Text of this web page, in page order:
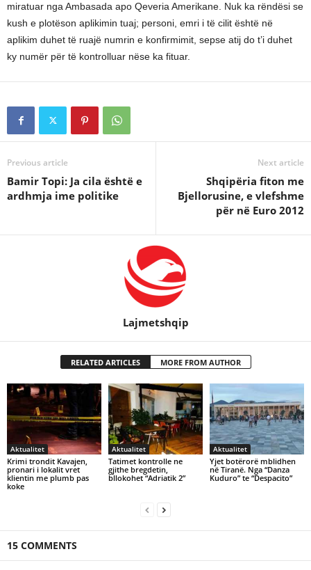
miratuar nga Ambasada apo Qeveria Amerikane. Nuk ka rëndësi se
kush e plotëson aplikimin tuaj; personi, emri i të cilit është në
aplikim duhet të ruajë numrin e konfirmimit, sepse atij do t’i duhet
ky numër për të kontrolluar nëse ka fituar.
Previous article
Bamir Topi: Ja cila është e
ardhmja ime politike
Next article
Shqipëria fiton me
Bjellorusine, e vlefshme
për në Euro 2012
Lajmetshqip
RELATED ARTICLES MORE FROM AUTHOR
Aktualitet
Krimi trondit Kavajen,
pronari i lokalit vret
klientin me plumb pas
koke
Aktualitet
Tatimet kontrolle ne
gjithe bregdetin,
bllokohet “Adriatik 2”
Aktualitet
Yjet botërorë mblidhen
në Tiranë. Nga “Danza
Kuduro” te “Despacito”
15 COMMENTS